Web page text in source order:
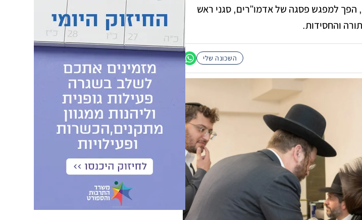
הפך למפגש פסגה של אדמו"רים, סגני ראש
והחסידות.
השכונה שלי